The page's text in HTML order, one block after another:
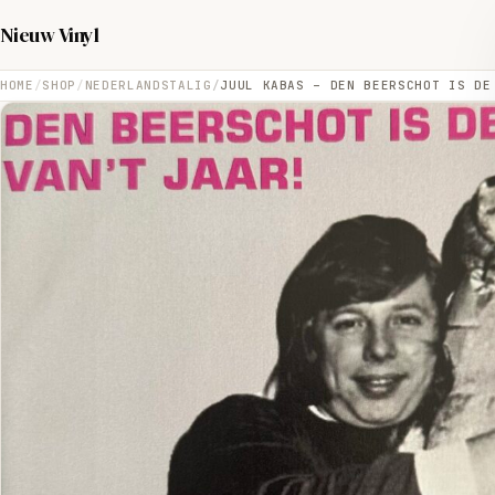
Nieuw Vinyl
HOME SHOP NEDERLANDSTALIG JUUL KABAS – DEN BEERSCHOT IS